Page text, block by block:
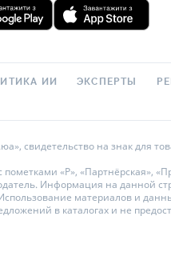
ИИ ЭКСПЕРТЫ
свидетельство на знак для
«Р», «Партнёрская»,
Информация на данной
материалов и
в каталогах и не